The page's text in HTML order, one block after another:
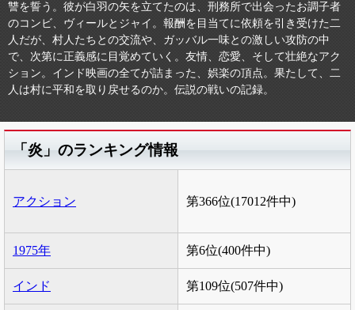
讐を誓う。彼が白羽の矢を立てたのは、刑務所で出会ったお調子者
のコンビ、ヴィールとジャイ。報酬を目当てに依頼を引き受けた二
人だが、村人たちとの交流や、ガッバル一味との激しい攻防の中
で、次第に正義感に目覚めていく。友情、恋愛、そして壮絶なアク
ション。インド映画の全てが詰まった、娯楽の頂点。果たして、二
人は村に平和を取り戻せるのか。伝説の戦いの記録。
「炎」のランキング情報
アクション 第366位(17012件中)
1975年 第6位(400件中)
インド 第109位(507件中)